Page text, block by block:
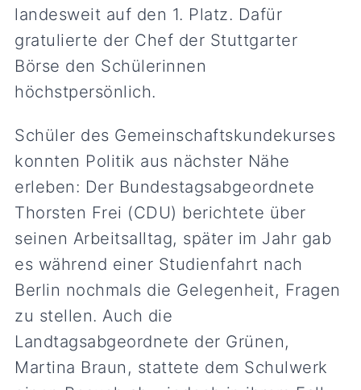
landesweit auf den 1. Platz. Dafür
gratulierte der Chef der Stuttgarter
Börse den Schülerinnen
höchstpersönlich.
Schüler des Gemeinschaftskundekurses
konnten Politik aus nächster Nähe
erleben: Der Bundestagsabgeordnete
Thorsten Frei (CDU) berichtete über
seinen Arbeitsalltag, später im Jahr gab
es während einer Studienfahrt nach
Berlin nochmals die Gelegenheit, Fragen
zu stellen. Auch die
Landtagsabgeordnete der Grünen,
Martina Braun, stattete dem Schulwerk